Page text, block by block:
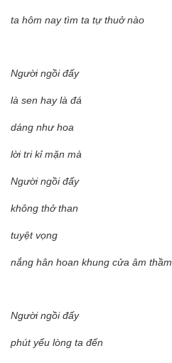
ta hôm nay tìm ta tự thuở nào
Người ngồi đấy
là sen hay là đá
dáng như hoa
lời tri kỉ mặn mà
Người ngồi đấy
không thở than
tuyệt vọng
nắng hân hoan khung cửa âm thầm
Người ngồi đấy
phút yếu lòng ta đến